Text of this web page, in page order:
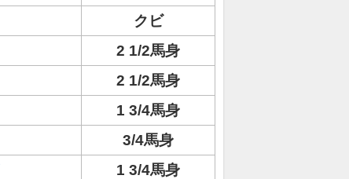
クビ
2 1/2馬身
2 1/2馬身
1 3/4馬身
3/4馬身
1 3/4馬身